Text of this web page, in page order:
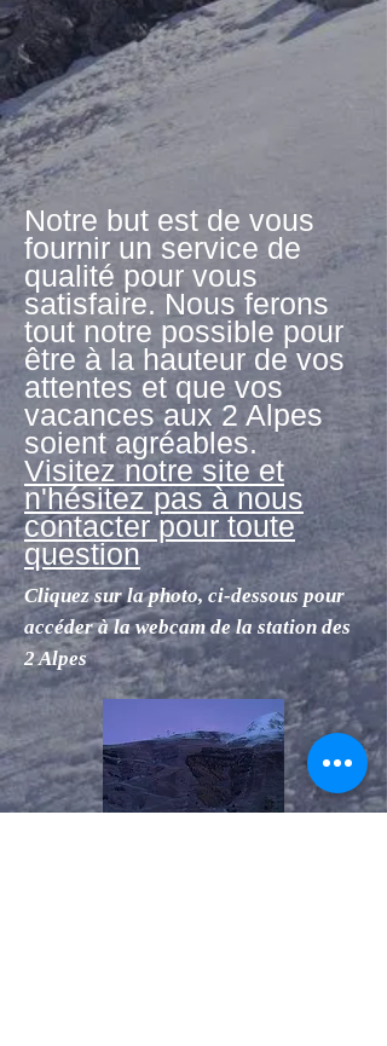
Notre but est de vous
fournir un service de
qualité pour vous
satisfaire. Nous ferons
tout notre possible pour
être à​ la hauteur de vos
attentes et que vos
vacances aux 2 Alpes
soient agréables.
Visitez notre site et
n'hésitez pas à nous
contacterpour toute
question
Cliquez sur la photo, ci-dessous pour
accéder à la webcam de la station des
2 Alpes